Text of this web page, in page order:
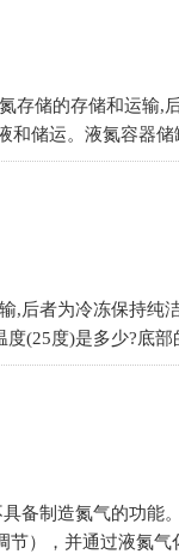
存储的存储和运输,
和储运。液氮容器储
,后者为冷冻保持纯
(25度)是多少?底部
备制造氮气的功能
节），并通过液氮气